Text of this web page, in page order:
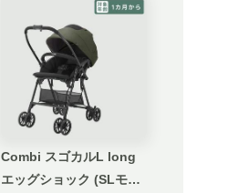
Combi スゴカルL long
エッグショック (SLモデ